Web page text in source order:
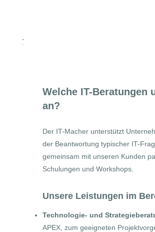
Welche IT-Beratungen
an?
Der IT-Macher unterstützt
der Beantwortung typischer IT-
gemeinsam mit unseren Kunden
Schulungen und Workshops.
Unsere Leistungen im
Technologie- und
APEX, zum geeigneten